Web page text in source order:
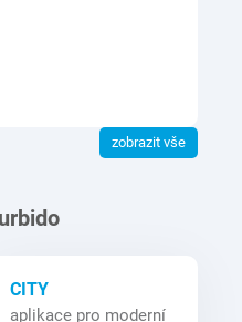
zobrazit vše
CITY
aplikace pro moderní